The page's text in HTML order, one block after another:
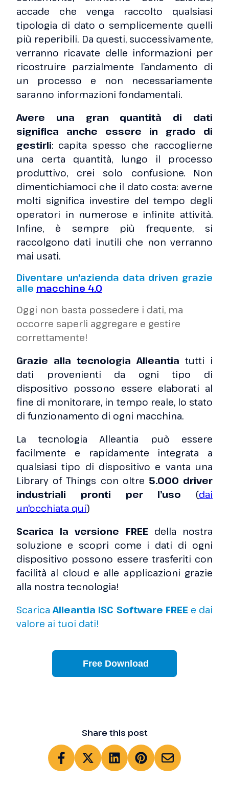
accade che venga raccolto qualsiasi
tipologia di dato o semplicemente quelli
più reperibili. Da questi, successivamente,
verranno ricavate delle informazioni per
ricostruire parzialmente l’andamento di
un processo e non necessariamente
saranno informazioni fondamentali.
Avere una gran quantità di dati
significa anche essere in grado di
gestirli: capita spesso che raccoglierne
una certa quantità, lungo il processo
produttivo, crei solo confusione. Non
dimentichiamoci che il dato costa: averne
molti significa investire del tempo degli
operatori in numerose e infinite attività.
Infine, è sempre più frequente, si
raccolgono dati inutili che non verranno
mai usati.
Diventare un'azienda data driven grazie
alle macchine 4.0
Oggi non basta possedere i dati, ma
occorre saperli aggregare e gestire
correttamente!
Grazie alla tecnologia Alleantia tutti i
dati provenienti da ogni tipo di
dispositivo possono essere elaborati al
fine di monitorare, in tempo reale, lo stato
di funzionamento di ogni macchina.
La tecnologia Alleantia può essere
facilmente e rapidamente integrata a
qualsiasi tipo di dispositivo e vanta una
Library of Things con oltre 5.000 driver
industriali pronti per l’uso (dai
un'occhiata qui)
Scarica la versione FREE della nostra
soluzione e scopri come i dati di ogni
dispositivo possono essere trasferiti con
facilità al cloud e alle applicazioni grazie
alla nostra tecnologia!
ScaricaAlleantia ISC Software FREE e dai
valore ai tuoi dati!
Free Download
Share this post